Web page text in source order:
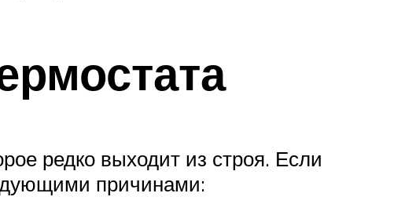
редко выходит из строя. Если
причинами: